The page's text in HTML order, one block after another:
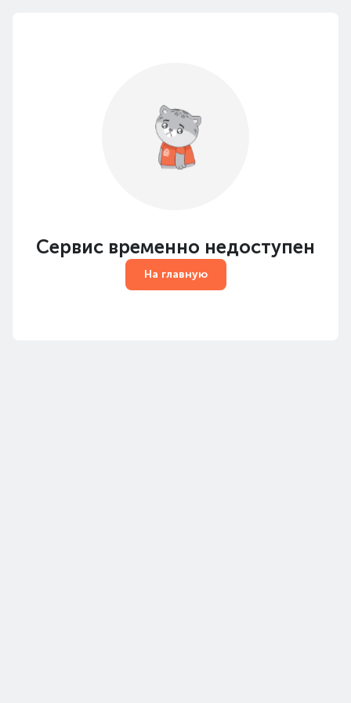
Сервис временно недоступен
На главную